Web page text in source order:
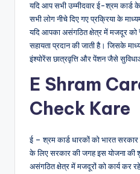
यदि आप सभी उम्मीदवार ई-श्रम
सभी लोग नीचे दिए गए प्रक्रिया के
यदि आपका असंगठित क्षेत्र में मजदूर
सहायता प्रदान की जाती है। जिसके
इंश्योरेंस छात्रवृत्ति और पेंशन जैसे
E Shram
Check Kare
ई – श्रम कार्ड धारकों को भारत सरकार
के लिए सरकार की जगह इस योजना
असंगठित क्षेत्र में मजदूरों को कार्य कर